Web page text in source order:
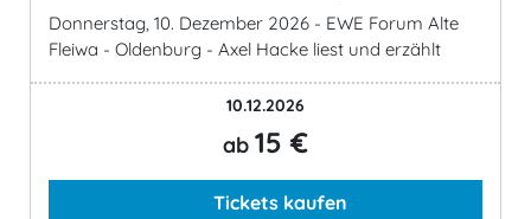
Donnerstag, 10. Dezember 2026 - EWE Forum Alte
Fleiwa - Oldenburg - Axel Hacke liest und erzählt
10.12.2026
ab 15 €
Tickets kaufen